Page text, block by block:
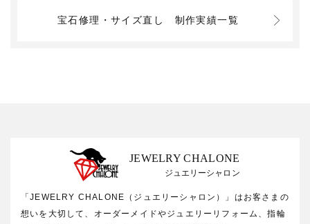
宝石修理・サイズ直し 制作実績一覧
JEWELRY CHALONE
ジュエリーシャロン
「JEWELRY CHALONE（ジュエリーシャロン）」はお客さまの
想いを大切して、オーダーメイドやジュエリーリフォーム、指輪